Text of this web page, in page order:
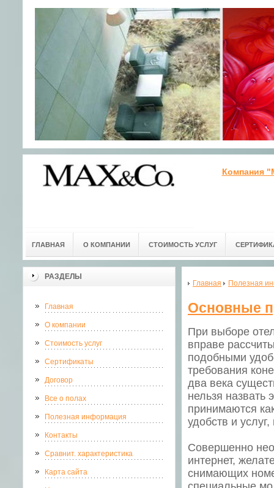
Компания
ГЛАВНАЯ О КОМПАНИИ СТОИМОСТЬ УСЛУГ
РАЗДЕЛЫ
Главная
О компании
Стоимость услуг
Сертификаты
Договор
Все о полах
Полезная информация
Контакты
Сравнит. характеристика
Карта сайта
Главная Полезная
Основные
При выборе
вправе
подобными
требования
два века
нельзя
принимаются
удобств и
Совершенно
интернет,
снимающих